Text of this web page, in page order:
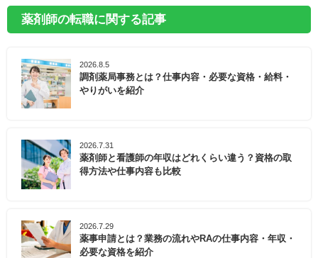
薬剤師の転職に関する記事
2026.8.5
調剤薬局事務とは？仕事内容・必要な資格・給料・
やりがいを紹介
2026.7.31
薬剤師と看護師の年収はどれくらい違う？資格の取
得方法や仕事内容も比較
2026.7.29
薬事申請とは？業務の流れやRAの仕事内容・年収・
必要な資格を紹介